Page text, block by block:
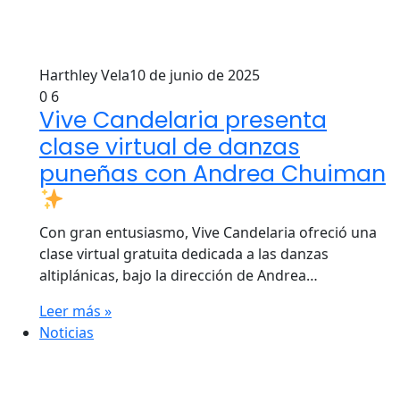
Harthley Vela10 de junio de 2025
0 6
Vive Candelaria presenta
clase virtual de danzas
puneñas con Andrea Chuiman
Con gran entusiasmo, Vive Candelaria ofreció una
clase virtual gratuita dedicada a las danzas
altiplánicas, bajo la dirección de Andrea…
Leer más »
Noticias